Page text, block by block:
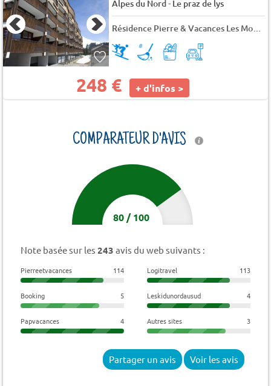
Alpes du Nord- Le praz de lys
248 € + d'infos >
COMPARATEUR D'AVIS
80/100
Note basée sur les 243 avis du web suivants :
Pierreetvacances 114 Logitravel 113
Booking 5 Leskidunordausud 4
Papvacances 4 Autres sites 3
Partager un avis Voir les avis